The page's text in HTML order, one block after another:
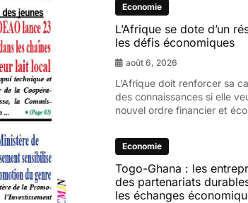
Economie
L’Afrique se dote d’un
les défis économiques
août 6, 2026
L’Afrique doit renforcer sa
des connaissances si elle
nouvel ordre financier et
Economie
Togo-Ghana : les
des partenariats
les échanges